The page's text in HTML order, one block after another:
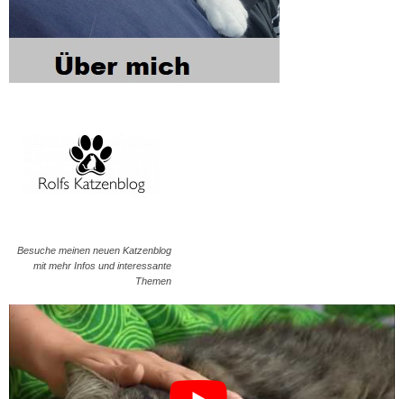
Besuche meinen neuen Katzenblog
mit mehr Infos und interessante
Themen